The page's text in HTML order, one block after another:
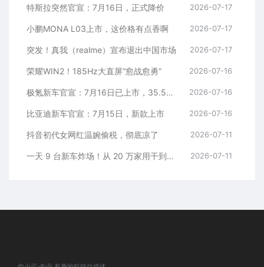
特斯拉突然官宣：7月16日，正式降价 2026-07-17
小鹏MONA L03上市，这价格有点香啊 2026-07-17
突发！真我（realme）宣布退出中国市场 2026-07-17
荣耀WIN2！185Hz大直屏“愈战愈勇” 2026-07-16
极氪新车官宣：7月16日已上市，35.5万元起 2026-07-16
比亚迪新车官宣：7月15日，新款上市 2026-07-16
抖音初代女网红温婉偷税，彻底凉了 2026-07-11
一天 9 台新车炸场！从 20 万家用干到千万超跑，全价位全覆盖 2026-07-11